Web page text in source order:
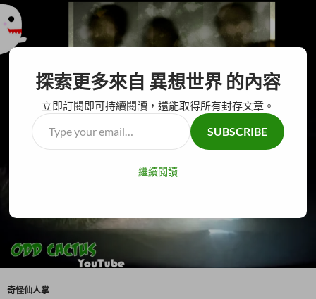
異想世界
奇怪仙人掌
探索更多來自 異想世界 的內容
立即訂閱即可持續閱讀，還能取得所有封存文章。
Type
your
SUBSCRIBE
繼續閱讀